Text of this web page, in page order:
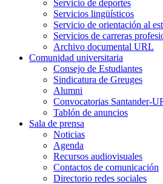
Servicio de deportes
Servicios lingüísticos
Servicio de orientación al
Servicios de carreras
Archivo documental URL
Comunidad universitaria
Consejo de Estudiantes
Sindicatura de Greuges
Alumni
Convocatorias Santander-
Tablón de anuncios
Sala de prensa
Noticias
Agenda
Recursos audiovisuales
Contactos de comunicación
Directorio redes sociales